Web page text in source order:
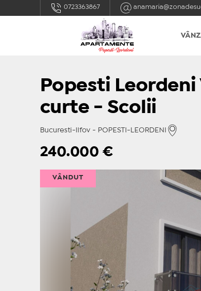
0723363867
Popesti Leordeni
curte - Scolii
Bucuresti-Ilfov - POPESTI-LEORDENI
240.000 €
VÂNDUT